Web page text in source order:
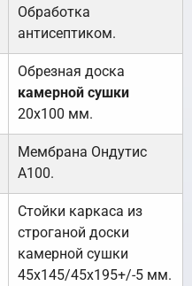
Обработка
антисептиком.
Обрезная доска
камерной сушки
20х100 мм.
Мембрана Ондутис
А100.
Стойки каркаса из
строганой доски
камерной сушки
45х145/45х195+/-5 мм.